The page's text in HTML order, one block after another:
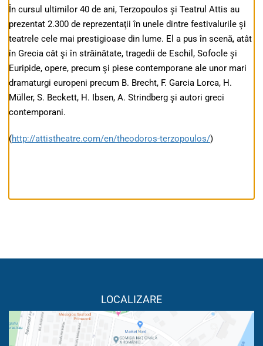
În cursul ultimilor 40 de ani, Terzopoulos şi Teatrul Attis au
prezentat 2.300 de reprezentaţii în unele dintre festivalurile şi
teatrele cele mai prestigioase din lume. El a pus în scenă, atât
în Grecia cât şi în străinătate, tragedii de Eschil, Sofocle şi
Euripide, opere, precum şi piese contemporane ale unor mari
dramaturgi europeni precum B. Brecht, F. Garcia Lorca, H.
Müller, S. Beckett, H. Ibsen, A. Strindberg şi autori greci
contemporani.
(http://attistheatre.com/en/theodoros-terzopoulos/)
LOCALIZARE